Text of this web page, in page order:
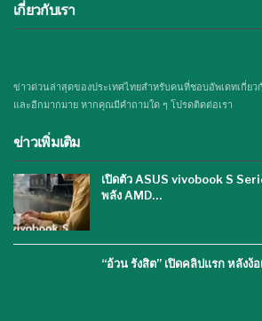
เกี่ยวกับเรา
ข่าวด่วนล่าสุดของประเทศไทยสำหรับคนที่ชอบอัพเดทเกี่ยว
และอีกมากมาย หากคุณมีคำถามใด ๆ โปรดติดต่อเรา
ข่าวเพิ่มเติม
เปิดตัว ASUS vivobook S
พลัง AMD…
“อ้วน รังสิต” เปิดคลิปแรก หลังง้